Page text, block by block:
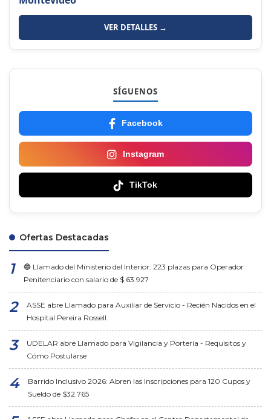
VER DETALLES →
SÍGUENOS
Facebook
Instagram
TikTok
Ofertas Destacadas
🔵 Llamado del Ministerio del Interior: 223 plazas para Operador
Penitenciario con salario de $ 63.927
ASSE abre Llamado para Auxiliar de Servicio - Recién Nacidos en el
Hospital Pereira Rossell
UDELAR abre Llamado para Vigilancia y Portería - Requisitos y
Cómo Postularse
Barrido Inclusivo 2026: Abren las Inscripciones para 120 Cupos y
Sueldo de $32.765